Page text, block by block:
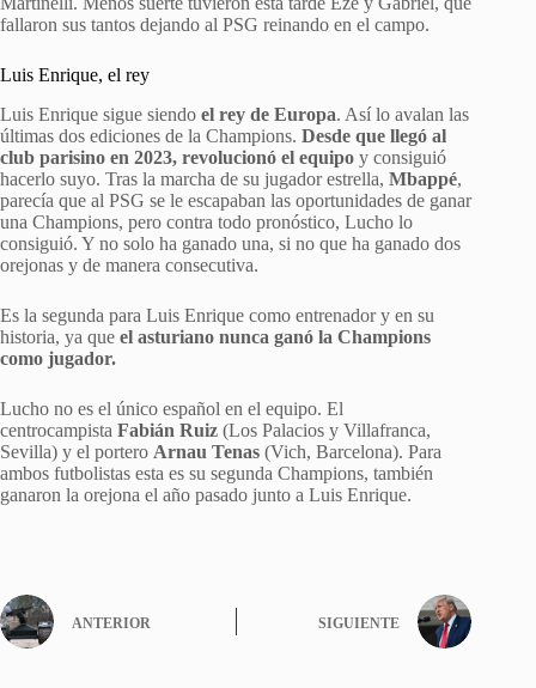
fallaron sus tantos dejando al PSG reinando en el campo.
Luis Enrique, el rey
Luis Enrique sigue siendo el rey de Europa. Así lo avalan las
últimas dos ediciones de la Champions. Desde que llegó al
club parisino en 2023, revolucionó el equipo y consiguió
hacerlo suyo. Tras la marcha de su jugador estrella, Mbappé,
parecía que al PSG se le escapaban las oportunidades de ganar
una Champions, pero contra todo pronóstico, Lucho lo
consiguió. Y no solo ha ganado una, si no que ha ganado dos
orejonas y de manera consecutiva.
Es la segunda para Luis Enrique como entrenador y en su
historia, ya que el asturiano nunca ganó la Champions
como jugador.
Lucho no es el único español en el equipo. El
centrocampista Fabián Ruiz (Los Palacios y Villafranca,
Sevilla) y el portero Arnau Tenas (Vich, Barcelona). Para
ambos futbolistas esta es su segunda Champions, también
ganaron la orejona el año pasado junto a Luis Enrique.
ANTERIOR SIGUIENTE